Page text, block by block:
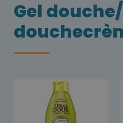
Gel douche/